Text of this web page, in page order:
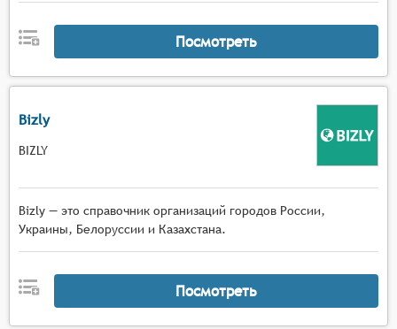
Посмотреть
Bizly
BIZLY
Bizly — это справочник организаций городов России,
Украины, Белоруссии и Казахстана.
Посмотреть